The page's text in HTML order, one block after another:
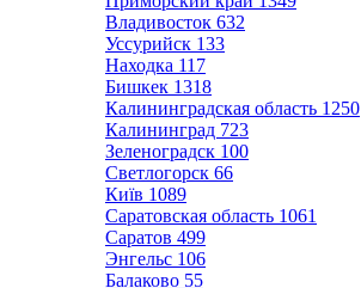
Владивосток 632
Уссурийск 133
Находка 117
Бишкек 1318
Калининградская область 1250
Калининград 723
Зеленоградск 100
Светлогорск 66
Київ 1089
Саратовская область 1061
Саратов 499
Энгельс 106
Балаково 55